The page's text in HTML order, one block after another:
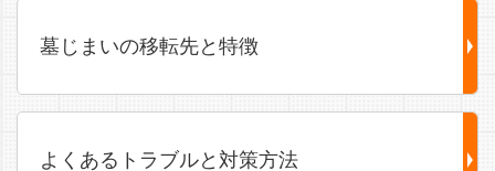
墓じまいの移転先と特徴
よくあるトラブルと対策方法